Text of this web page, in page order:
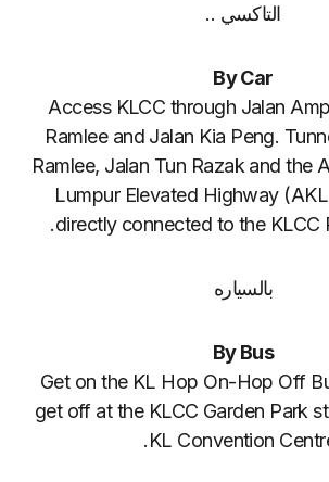
التاكسي ..
By Car
Access KLCC through Jalan
Ramlee and Jalan Kia Peng.
Ramlee, Jalan Tun Razak and the
Lumpur Elevated Highway
directly connected to the KLCC
بالسياره
By Bus
Get on the KL Hop On-Hop Off
get off at the KLCC Garden Park
KL Convention